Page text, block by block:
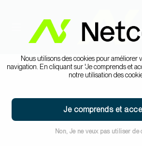
Nous utilisons des cookies pour améliorer
navigation. En cliquant sur 'Je comprends et
notre utilisation des
Je comprends et
Non, Je ne veux pas utiliser de